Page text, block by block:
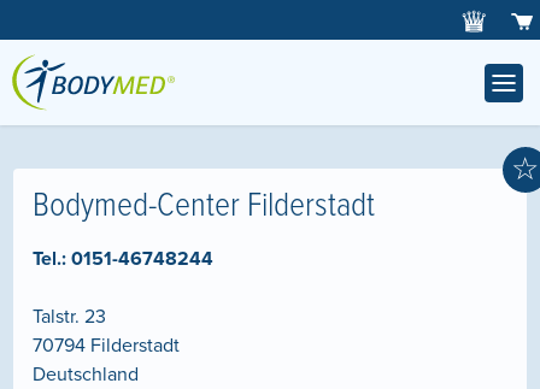
☆
Bodymed-Center Filderstadt
Tel.:0151-46748244
Talstr. 23
70794 Filderstadt
Deutschland